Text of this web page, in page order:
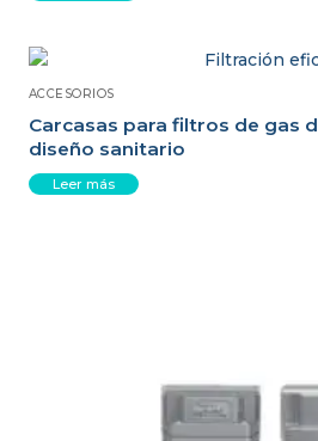
ACCESORIOS
Carcasas para filtros de gas
diseño sanitario
Leer más